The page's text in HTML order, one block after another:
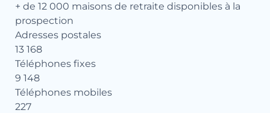
+ de 12 000 maisons de retraite disponibles à la
prospection
Adresses postales
13 168
Téléphones fixes
9 148
Téléphones mobiles
227